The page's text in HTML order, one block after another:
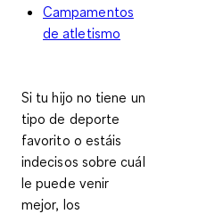
Campamentos
de atletismo
Si tu hijo no tiene un
tipo de deporte
favorito o estáis
indecisos sobre cuál
le puede venir
mejor, los